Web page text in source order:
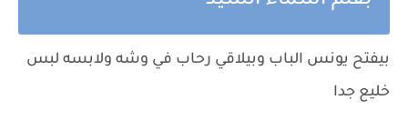
بيفتح يونس الباب وبيلاقي رحاب في وشه ولابسه لبس
خليع جدا